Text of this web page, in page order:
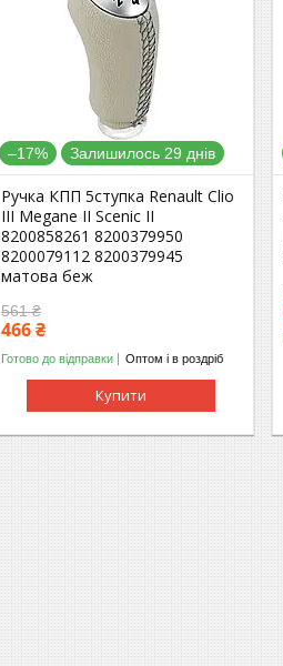
–17% Залишилось 29 днів
Ручка КПП 5ступка Renault Clio
III Megane II Scenic II
8200858261 8200379950
8200079112 8200379945
матова беж
561 ₴
466 ₴
Готово до відправки Оптом і в роздріб
Купити